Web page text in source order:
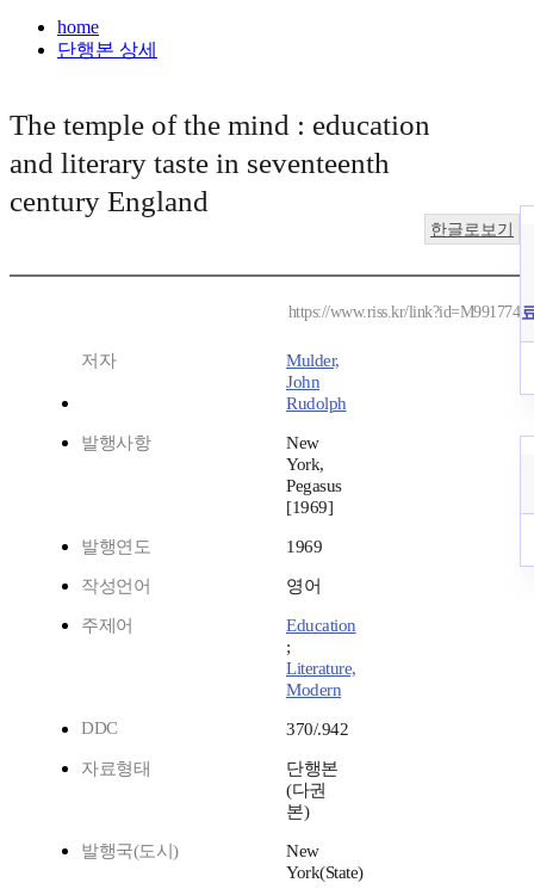
home
단행본 상세
The temple of the mind : education
and literary taste in seventeenth
century England
한글로보기
https://www.riss.kr/link?id=M991774
저자
Mulder,
John
Rudolph
발행사항
New
York,
Pegasus
[1969]
발행연도 1969
작성언어 영어
주제어
Education
;
Literature,
Modern
DDC
370/.942
자료형태
단행본
(다권
본)
발행국(도시)
New
York(State)